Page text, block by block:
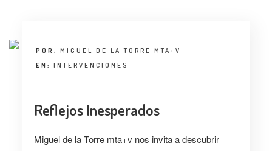
POR: MIGUEL DE LA TORRE MTA+V
EN: INTERVENCIONES
Reflejos Inesperados
Miguel de la Torre mta+v nos invita a descubrir